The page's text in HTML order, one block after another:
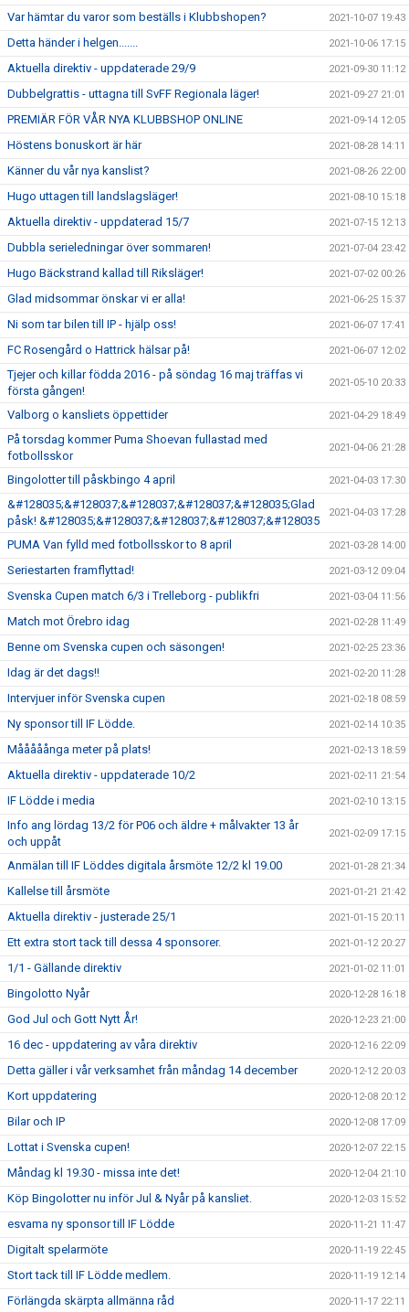
Var hämtar du varor som beställs i Klubbshopen? 2021-10-07 19:43
Detta händer i helgen....... 2021-10-06 17:15
Aktuella direktiv - uppdaterade 29/9 2021-09-30 11:12
Dubbelgrattis - uttagna till SvFF Regionala läger! 2021-09-27 21:01
PREMIÄR FÖR VÅR NYA KLUBBSHOP ONLINE 2021-09-14 12:05
Höstens bonuskort är här 2021-08-28 14:11
Känner du vår nya kanslist? 2021-08-26 22:00
Hugo uttagen till landslagsläger! 2021-08-10 15:18
Aktuella direktiv - uppdaterad 15/7 2021-07-15 12:13
Dubbla serieledningar över sommaren! 2021-07-04 23:42
Hugo Bäckstrand kallad till Riksläger! 2021-07-02 00:26
Glad midsommar önskar vi er alla! 2021-06-25 15:37
Ni som tar bilen till IP - hjälp oss! 2021-06-07 17:41
FC Rosengård o Hattrick hälsar på! 2021-06-07 12:02
Tjejer och killar födda 2016 - på söndag 16 maj träffas vi
första gången!
2021-05-10 20:33
Valborg o kansliets öppettider 2021-04-29 18:49
På torsdag kommer Puma Shoevan fullastad med
fotbollsskor
2021-04-06 21:28
Bingolotter till påskbingo 4 april 2021-04-03 17:30
&#128035;&#128037;&#128037;&#128037;&#128035;Glad
påsk! &#128035;&#128037;&#128037;&#128037;&#128035
2021-04-03 17:28
PUMA Van fylld med fotbollsskor to 8 april 2021-03-28 14:00
Seriestarten framflyttad! 2021-03-12 09:04
Svenska Cupen match 6/3 i Trelleborg - publikfri 2021-03-04 11:56
Match mot Örebro idag 2021-02-28 11:49
Benne om Svenska cupen och säsongen! 2021-02-25 23:36
Idag är det dags!! 2021-02-20 11:28
Intervjuer inför Svenska cupen 2021-02-18 08:59
Ny sponsor till IF Lödde. 2021-02-14 10:35
Mååååånga meter på plats! 2021-02-13 18:59
Aktuella direktiv - uppdaterade 10/2 2021-02-11 21:54
IF Lödde i media 2021-02-10 13:15
Info ang lördag 13/2 för P06 och äldre + målvakter 13 år
och uppåt
2021-02-09 17:15
Anmälan till IF Löddes digitala årsmöte 12/2 kl 19.00 2021-01-28 21:34
Kallelse till årsmöte 2021-01-21 21:42
Aktuella direktiv - justerade 25/1 2021-01-15 20:11
Ett extra stort tack till dessa 4 sponsorer. 2021-01-12 20:27
1/1 - Gällande direktiv 2021-01-02 11:01
Bingolotto Nyår 2020-12-28 16:18
God Jul och Gott Nytt År! 2020-12-23 21:00
16 dec - uppdatering av våra direktiv 2020-12-16 22:09
Detta gäller i vår verksamhet från måndag 14 december 2020-12-12 20:03
Kort uppdatering 2020-12-08 20:12
Bilar och IP 2020-12-08 17:09
Lottat i Svenska cupen! 2020-12-07 22:15
Måndag kl 19.30 - missa inte det! 2020-12-04 21:10
Köp Bingolotter nu inför Jul & Nyår på kansliet. 2020-12-03 15:52
esvama ny sponsor till IF Lödde 2020-11-21 11:47
Digitalt spelarmöte 2020-11-19 22:45
Stort tack till IF Lödde medlem. 2020-11-19 12:14
Förlängda skärpta allmänna råd 2020-11-17 22:11